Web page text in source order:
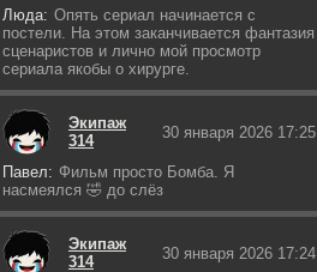
Люда: Опять сериал начинается с
постели. На этом заканчивается фантазия
сценаристов и лично мой просмотр
сериала якобы о хирурге.
Экипаж
314
30 января 2026 17:25
Павел: Фильм просто Бомба. Я
насмеялся 🤣 до слёз
Экипаж
314
30 января 2026 17:24